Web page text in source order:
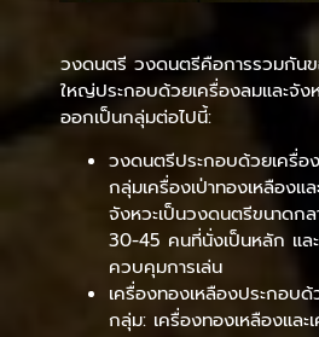
วงดนตรี วงดนตรีคือการรวมกัน
ใหญ่ประกอบด้วยเครื่องลมและจัง
ออกเป็นกลุ่มต่อไปนี้:
วงดนตรีประกอบด้วยเครื่อ
กลุ่มเครื่องเป่าทองเหลืองแ
จังหวะเป็นวงดนตรีขนาดก
30-45 คนที่นั่งเป็นหลัก แล
ควบคุมการเล่น
เครื่องทองเหลืองประกอบ
กลุ่ม: เครื่องทองเหลืองและ